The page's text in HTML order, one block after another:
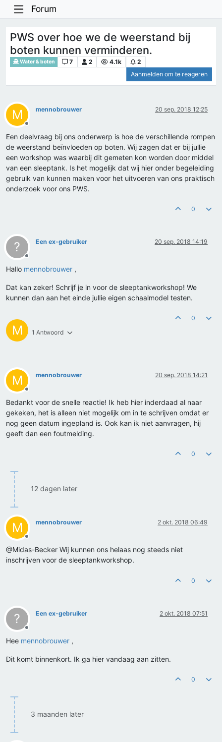
Forum
PWS over hoe we de weerstand bij
boten kunnen verminderen.
Water & boten 7 2 4.1k
2
Aanmelden om te reageren
M
Offline
mennobrouwer 20 sep. 2018 12:25
Een deelvraag bij ons onderwerp is hoe de verschillende rompen
de weerstand beïnvloeden op boten. Wij zagen dat er bij jullie
een workshop was waarbij dit gemeten kon worden door middel
van een sleeptank. Is het mogelijk dat wij hier onder begeleiding
gebruik van kunnen maken voor het uitvoeren van ons praktisch
onderzoek voor ons PWS.
0
?
Offline
Een ex-gebruiker 20 sep. 2018 14:19
Hallo mennobrouwer ,
Dat kan zeker! Schrijf je in voor de sleeptankworkshop! We
kunnen dan aan het einde jullie eigen schaalmodel testen.
M 1 Antwoord
0
M
Offline
mennobrouwer 20 sep. 2018 14:21
Bedankt voor de snelle reactie! Ik heb hier inderdaad al naar
gekeken, het is alleen niet mogelijk om in te schrijven omdat er
nog geen datum ingepland is. Ook kan ik niet aanvragen, hij
geeft dan een foutmelding.
0
12 dagen later
M
Offline
mennobrouwer 2 okt. 2018 06:49
@Midas-Becker Wij kunnen ons helaas nog steeds niet
inschrijven voor de sleeptankworkshop.
0
?
Offline
Een ex-gebruiker 2 okt. 2018 07:51
Hee mennobrouwer ,
Dit komt binnenkort. Ik ga hier vandaag aan zitten.
0
3 maanden later